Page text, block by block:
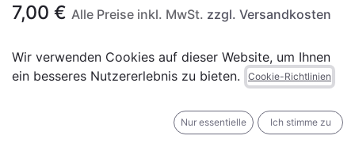
7,00 € Alle Preise inkl. MwSt. zzgl. Versandkosten
JETZT KAUFEN
Wir verwenden Cookies auf dieser Website, um Ihnen
ein besseres Nutzererlebnis zu bieten.
Cookie-Richtlinien
Nur essentielle Ich stimme zu